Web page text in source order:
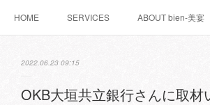
HOME SERVICES ABOUT bien-美宴
2022.06.23 09:15
OKB大垣共立銀行さんに取材